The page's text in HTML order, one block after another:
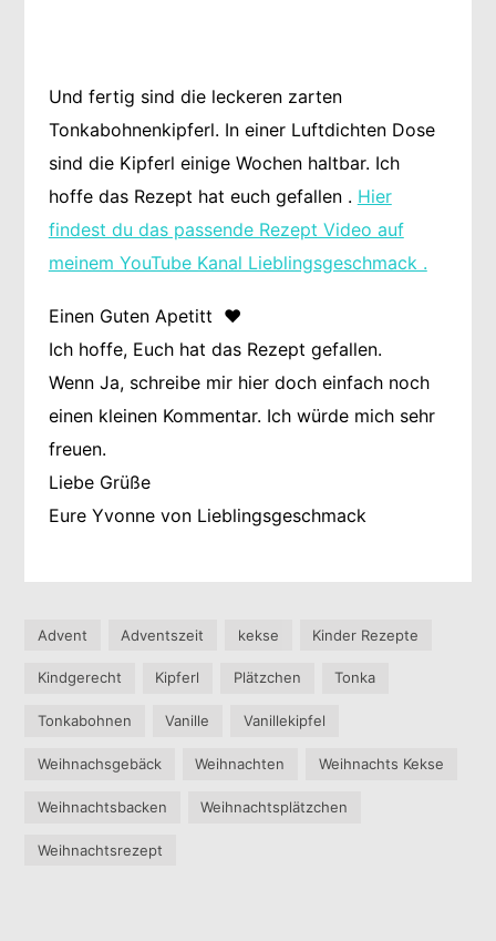
Und fertig sind die leckeren zarten
Tonkabohnenkipferl. In einer Luftdichten Dose
sind die Kipferl einige Wochen haltbar. Ich
hoffe das Rezept hat euch gefallen . Hier
findest du das passende Rezept Video auf
meinem YouTube Kanal Lieblingsgeschmack .
Einen Guten Apetitt ❤️
Ich hoffe, Euch hat das Rezept gefallen.
Wenn Ja, schreibe mir hier doch einfach noch
einen kleinen Kommentar. Ich würde mich sehr
freuen.
Liebe Grüße
Eure Yvonne von Lieblingsgeschmack
Advent Adventszeit kekse Kinder Rezepte
Kindgerecht Kipferl Plätzchen Tonka
Tonkabohnen Vanille Vanillekipfel
Weihnachsgebäck Weihnachten Weihnachts Kekse
Weihnachtsbacken Weihnachtsplätzchen
Weihnachtsrezept